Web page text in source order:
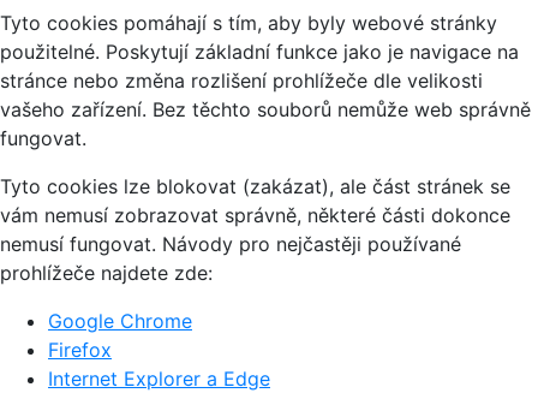
Tyto cookies pomáhají s tím, aby byly webové stránky
použitelné. Poskytují základní funkce jako je navigace na
stránce nebo změna rozlišení prohlížeče dle velikosti
vašeho zařízení. Bez těchto souborů nemůže web správně
fungovat.
Tyto cookies lze blokovat (zakázat), ale část stránek se
vám nemusí zobrazovat správně, některé části dokonce
nemusí fungovat. Návody pro nejčastěji používané
prohlížeče najdete zde:
Google Chrome
Firefox
Internet Explorer a Edge